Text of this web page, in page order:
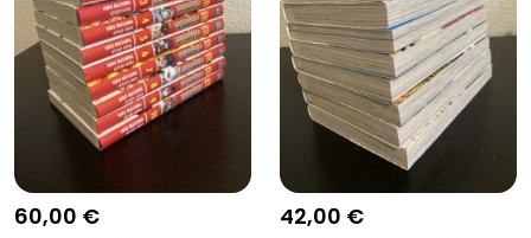
60,00 € 42,00 €